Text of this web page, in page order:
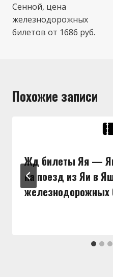
Сенной, цена
железнодорожных
билетов от 1686 руб.
Похожие записи
Жд билеты Яя —
на поезд из Яи в
железнодорожных